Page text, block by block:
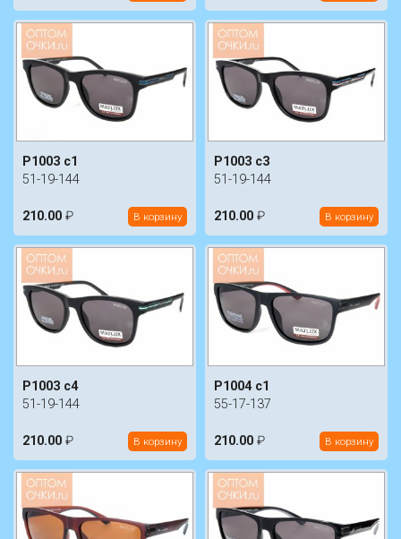
P1003 c1
51-19-144
210.00 ₽ В корзину
P1003 c3
51-19-144
210.00 ₽ В корзину
P1003 c4
51-19-144
210.00 ₽ В корзину
P1004 c1
55-17-137
210.00 ₽ В корзину